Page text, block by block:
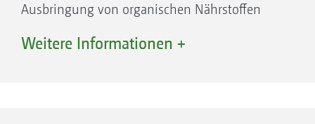
Ausbringung von organischen Nährstoffen
Scheibenreihe wird der Boden geöffnet.
Weitere Informationen +